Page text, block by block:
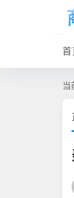
首
当